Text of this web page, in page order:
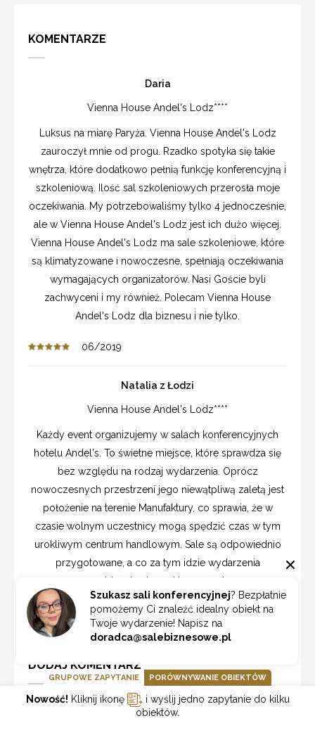
KOMENTARZE
Daria
Vienna House Andel's Lodz****
Luksus na miarę Paryża. Vienna House Andel's Lodz
zauroczył mnie od progu. Rzadko spotyka się takie
wnętrza, które dodatkowo pełnią funkcję konferencyjną i
szkoleniową. Ilość sal szkoleniowych przerosła moje
oczekiwania. My potrzebowaliśmy tylko 4 jednocześnie,
ale w Vienna House Andel's Lodz jest ich dużo więcej.
Vienna House Andel's Lodz ma sale szkoleniowe, które
są klimatyzowane i nowoczesne, spełniają oczekiwania
wymagających organizatorów. Nasi Goście byli
zachwyceni i my również. Polecam Vienna House
Andel's Lodz dla biznesu i nie tylko.
06/2019
Natalia z Łodzi
Vienna House Andel's Lodz****
Każdy event organizujemy w salach konferencyjnych
hotelu Andel's. To świetne miejsce, które sprawdza się
bez względu na rodzaj wydarzenia. Oprócz
nowoczesnych przestrzeni jego niewątpliwą zaletą jest
położenie na terenie Manufaktury, co sprawia, że w
czasie wolnym uczestnicy mogą spędzić czas w tym
urokliwym centrum handlowym. Sale są odpowiednio
przygotowane, a co za tym idzie wydarzenia
przebiegają niezwykle sprawnie.
11/2017
DODAJ KOMENTARZ
Szukasz sali konferencyjnej? Bezpłatnie
pomożemy Ci znaleźć idealny obiekt na
Twoje wydarzenie! Napisz na
doradca@salebiznesowe.pl
GRUPOWE ZAPYTANIE PORÓWNYWANIE OBIEKTÓW
Nowość! Kliknij ikonę
i wyślij jedno zapytanie do kilku
obiektów.